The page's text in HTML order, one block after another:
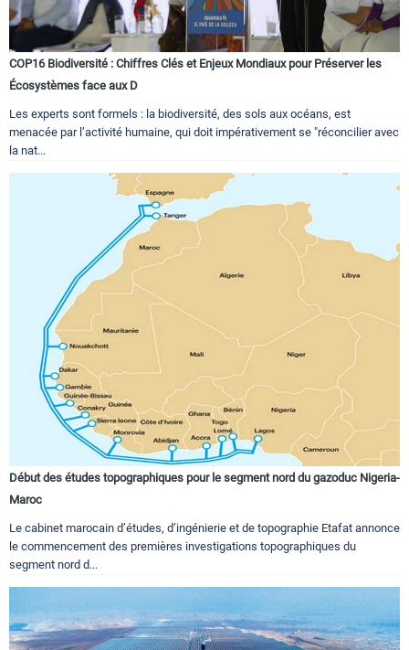
COP16 Biodiversité : Chiffres Clés et Enjeux Mondiaux pour Préserver les
Écosystèmes face aux D
Les experts sont formels : la biodiversité, des sols aux océans, est
menacée par l’activité humaine, qui doit impérativement se "réconcilier avec
la nat...
Début des études topographiques pour le segment nord du gazoduc Nigeria-
Maroc
Le cabinet marocain d’études, d’ingénierie et de topographie Etafat annonce
le commencement des premières investigations topographiques du
segment nord d...